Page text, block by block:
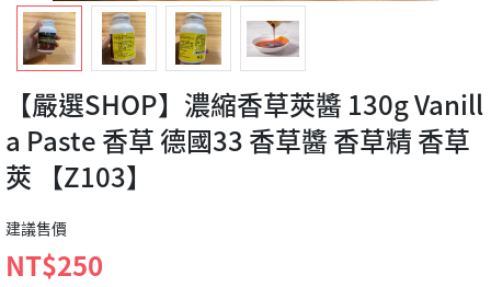
【嚴選SHOP】濃縮香草莢醬 130g Vanill
a Paste 香草 德國33 香草醬 香草精 香草
莢 【Z103】
建議售價
NT$250